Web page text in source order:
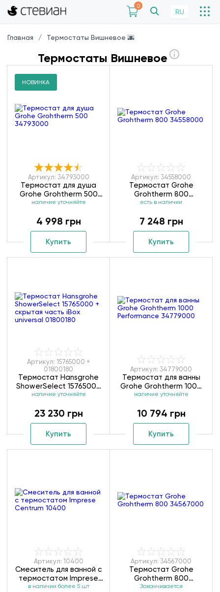
0
RU
Главная Термостаты Вишневое 🌆
Термостаты Вишневое
НОВИНКА
Артикул: 34793000
Термостат для душа
Grohe Grohtherm 500
34793000
наличие уточняйте
4 998 грн
Купить
Артикул: 34558000
Термостат Grohe
Grohtherm 800
34558000
есть в наличии
7 248 грн
Купить
Артикул: 15765000 +
01800180
Термостат Hansgrohe
ShowerSelect 15765000
+ скрытая часть iBox
наличие уточняйте
23 230 грн
Купить
Артикул: 34779000
Термостат для ванны
Grohe Grohtherm 1000
Performance 34779000
наличие уточняйте
10 794 грн
Купить
Артикул: 10400
Смеситель для ванной с
термостатом Imprese
Centrum 10400
в наличии более 5 шт
Артикул: 34567000
Термостат Grohe
Grohtherm 800
34567000
Заканчивается